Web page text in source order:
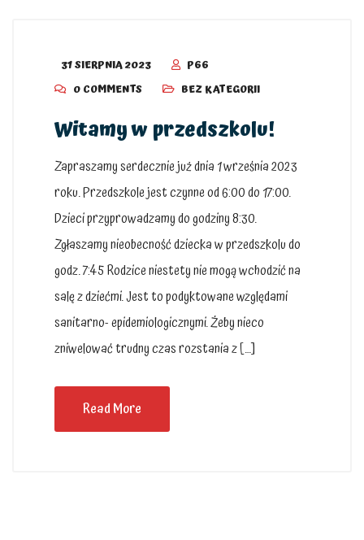
31 SIERPNIA 2023
P66
0 COMMENTS
BEZ KATEGORII
Witamy w przedszkolu!
Zapraszamy serdecznie już dnia 1 września 2023
roku. Przedszkole jest czynne od 6:00 do 17:00.
Dzieci przyprowadzamy do godziny 8:30.
Zgłaszamy nieobecność dziecka w przedszkolu do
godz. 7:45 Rodzice niestety nie mogą wchodzić na
salę z dziećmi. Jest to podyktowane względami
sanitarno- epidemiologicznymi. Żeby nieco
zniwelować trudny czas rozstania z […]
Read More